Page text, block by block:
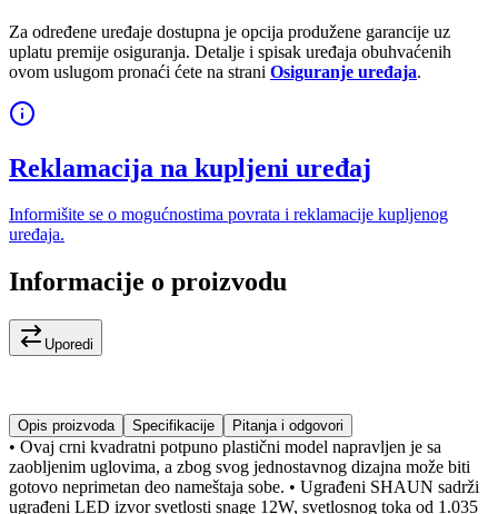
Za određene uređaje dostupna je opcija produžene garancije uz
uplatu premije osiguranja. Detalje i spisak uređaja obuhvaćenih
ovom uslugom pronaći ćete na strani Osiguranje uređaja.
Reklamacija na kupljeni uređaj
Informišite se o mogućnostima povrata i reklamacije kupljenog
uređaja.
Informacije o proizvodu
Uporedi
Opis proizvoda Specifikacije Pitanja i odgovori
• Ovaj crni kvadratni potpuno plastični model napravljen je sa
zaobljenim uglovima, a zbog svog jednostavnog dizajna može biti
gotovo neprimetan deo nameštaja sobe. • Ugrađeni SHAUN sadrži
ugrađeni LED izvor svetlosti snage 12W, svetlosnog toka od 1.035